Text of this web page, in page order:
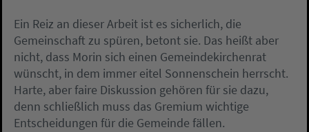
Ein Reiz an dieser Arbeit ist es sicherlich, die
Gemeinschaft zu spüren, betont sie. Das heißt aber
nicht, dass Morin sich einen Gemeindekirchenrat
wünscht, in dem immer eitel Sonnenschein herrscht.
Harte, aber faire Diskussion gehören für sie dazu,
denn schließlich muss das Gremium wichtige
Entscheidungen für die Gemeinde fällen.